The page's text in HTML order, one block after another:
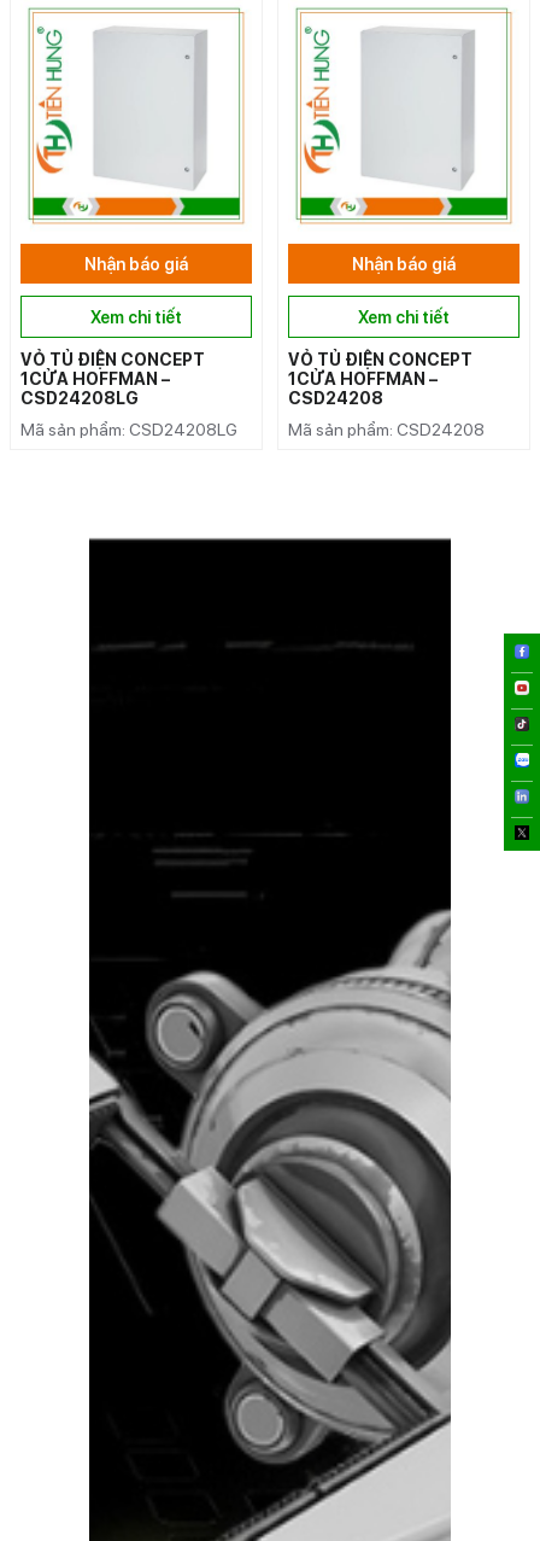
Nhận báo giá
Xem chi tiết
VỎ TỦ ĐIỆN CONCEPT
1CỬA HOFFMAN –
CSD24208LG
Mã sản phẩm: CSD24208LG
Nhận báo giá
Xem chi tiết
VỎ TỦ ĐIỆN CONCEPT
1CỬA HOFFMAN –
CSD24208
Mã sản phẩm: CSD24208